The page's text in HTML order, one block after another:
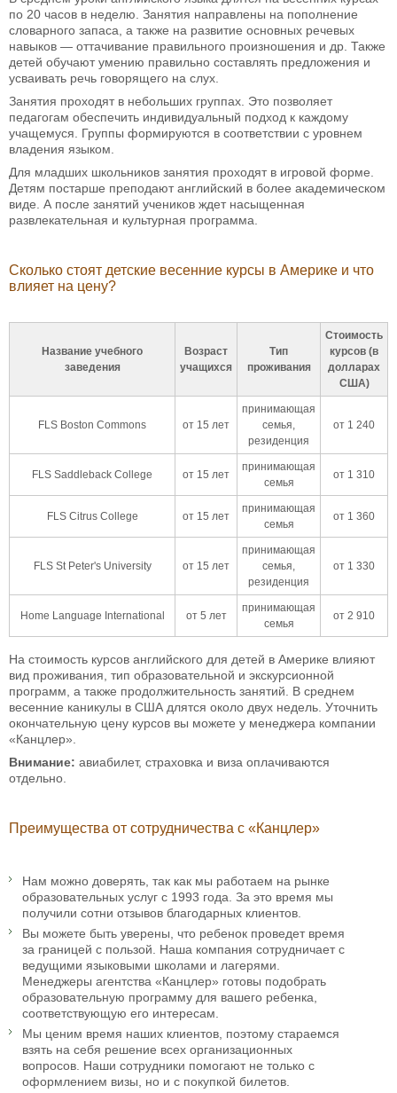
по 20 часов в неделю. Занятия направлены на пополнение
словарного запаса, а также на развитие основных речевых
навыков — оттачивание правильного произношения и др. Также
детей обучают умению правильно составлять предложения и
усваивать речь говорящего на слух.
Занятия проходят в небольших группах. Это позволяет
педагогам обеспечить индивидуальный подход к каждому
учащемуся. Группы формируются в соответствии с уровнем
владения языком.
Для младших школьников занятия проходят в игровой форме.
Детям постарше преподают английский в более академическом
виде. А после занятий учеников ждет насыщенная
развлекательная и культурная программа.
Сколько стоят детские весенние курсы в Америке и что
влияет на цену?
Название учебного
заведения
Возраст
учащихся
Тип
проживания
Стоимость
курсов (в
долларах
США)
FLS Boston Commons от 15 лет
принимающая
семья,
резиденция
от 1 240
FLS Saddleback College от 15 лет
принимающая
семья
от 1 310
FLS Citrus College от 15 лет
принимающая
семья
от 1 360
FLS St Peter's University от 15 лет
принимающая
семья,
резиденция
от 1 330
Home Language International от 5 лет
принимающая
семья
от 2 910
На стоимость курсов английского для детей в Америке влияют
вид проживания, тип образовательной и экскурсионной
программ, а также продолжительность занятий. В среднем
весенние каникулы в США длятся около двух недель. Уточнить
окончательную цену курсов вы можете у менеджера компании
«Канцлер».
Внимание: авиабилет, страховка и виза оплачиваются
отдельно.
Преимущества от сотрудничества с «Канцлер»
Нам можно доверять, так как мы работаем на рынке
образовательных услуг с 1993 года. За это время мы
получили сотни отзывов благодарных клиентов.
Вы можете быть уверены, что ребенок проведет время
за границей с пользой. Наша компания сотрудничает с
ведущими языковыми школами и лагерями.
Менеджеры агентства «Канцлер» готовы подобрать
образовательную программу для вашего ребенка,
соответствующую его интересам.
Мы ценим время наших клиентов, поэтому стараемся
взять на себя решение всех организационных
вопросов. Наши сотрудники помогают не только с
оформлением визы, но и с покупкой билетов.